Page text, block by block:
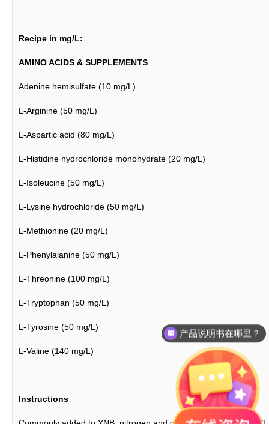
Recipe in mg/L:
AMINO ACIDS & SUPPLEMENTS
Adenine hemisulfate (10 mg/L)
L-Arginine (50 mg/L)
L-Aspartic acid (80 mg/L)
L-Histidine hydrochloride monohydrate (20 mg/L)
L-Isoleucine (50 mg/L)
L-Lysine hydrochloride (50 mg/L)
L-Methionine (20 mg/L)
L-Phenylalanine (50 mg/L)
L-Threonine (100 mg/L)
L-Tryptophan (50 mg/L)
L-Tyrosine (50 mg/L)
L-Valine (140 mg/L)
Instructions
产品说明书在哪里？